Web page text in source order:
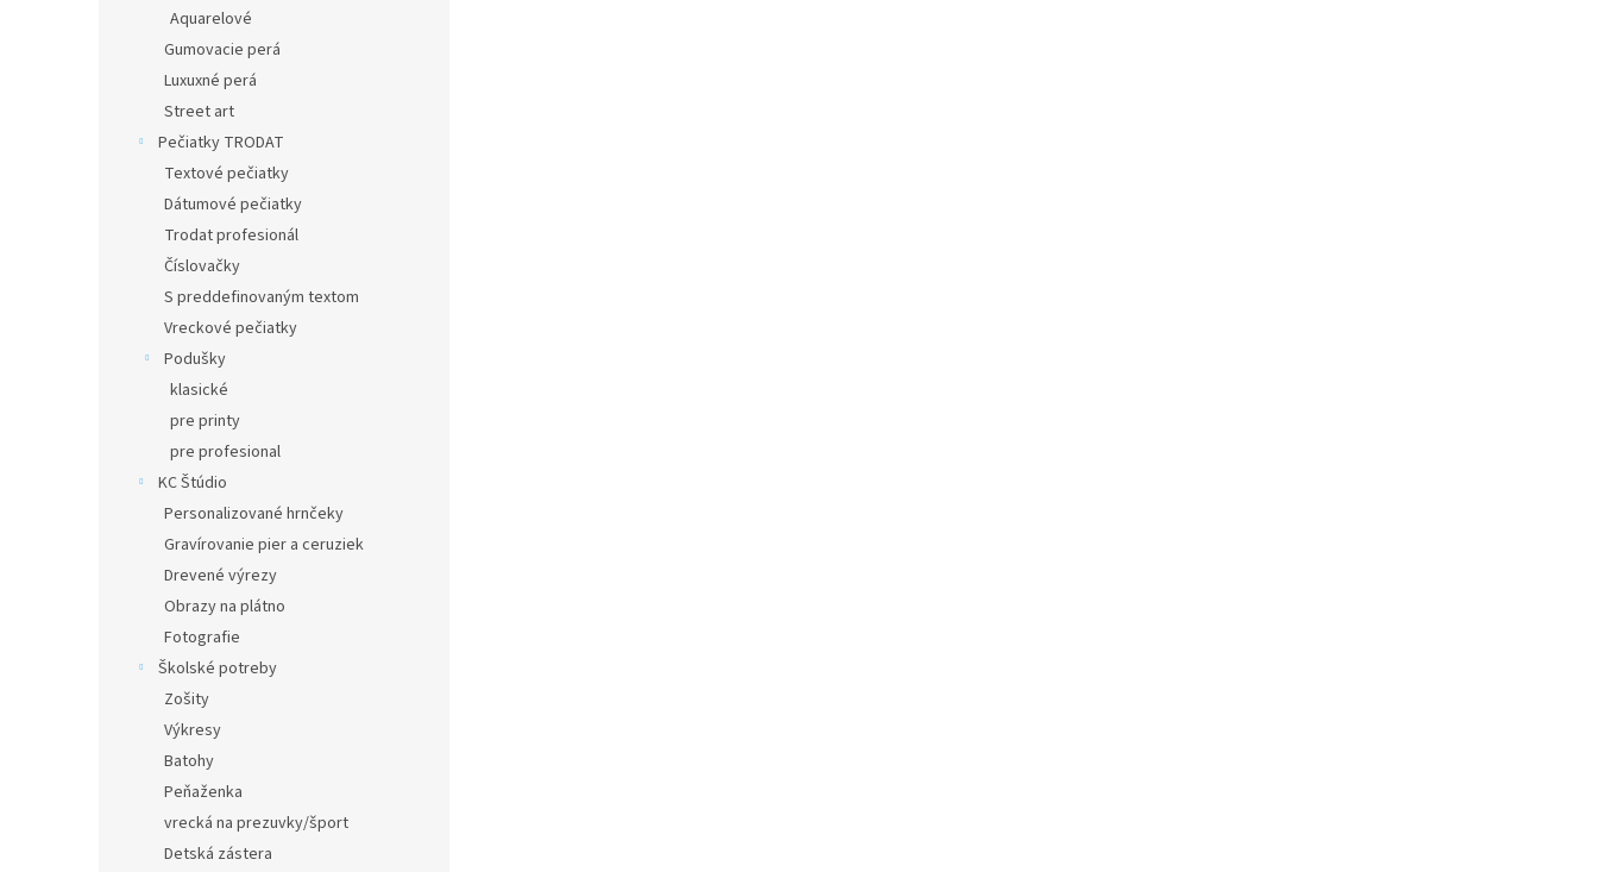
Aquarelové
Gumovacie perá
Luxuxné perá
Street art
Pečiatky TRODAT
Textové pečiatky
Dátumové pečiatky
Trodat profesionál
Číslovačky
S preddefinovaným textom
Vreckové pečiatky
Podušky
klasické
pre printy
pre profesional
KC Štúdio
Personalizované hrnčeky
Gravírovanie pier a ceruziek
Drevené výrezy
Obrazy na plátno
Fotografie
Školské potreby
Zošity
Výkresy
Batohy
Peňaženka
vrecká na prezuvky/šport
Detská zástera